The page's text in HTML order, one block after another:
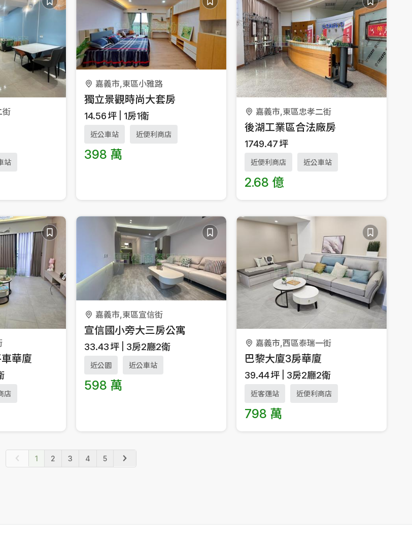
街
站
嘉義市,東區小雅路
獨立景觀時尚大套房
14.56坪 1房1衛
近公車站 近便利商店
398 萬
嘉義市,東區忠孝二街
後湖工業區合法廠房
1749.47坪
近便利商店 近公車站
2.68 億
華廈
店
嘉義市,東區宣信街
宣信國小旁大三房公寓
33.43坪 3房2廳2衛
近公園 近公車站
598 萬
嘉義市,西區泰瑞一街
巴黎大廈3房華廈
39.44坪 3房2廳2衛
近客運站 近便利商店
798 萬
1 2 3 4 5